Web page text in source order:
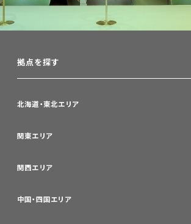
拠点を探す
北海道・東北エリア
関東エリア
関西エリア
中国・四国エリア